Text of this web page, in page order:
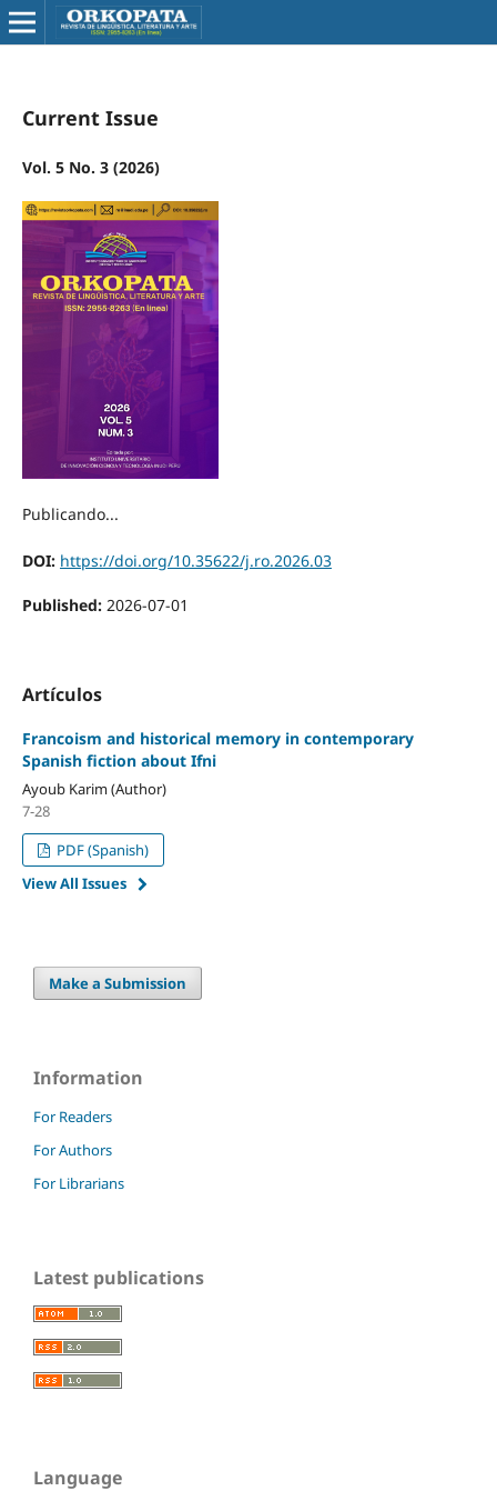
Current Issue
Vol. 5 No. 3 (2026)
Publicando...
DOI: https://doi.org/10.35622/j.ro.2026.03
Published: 2026-07-01
Artículos
Francoism and historical memory in contemporary
Spanish fiction about Ifni
Ayoub Karim (Author)
7-28
PDF (Spanish)
View All Issues
Make a Submission
Information
For Readers
For Authors
For Librarians
Latest publications
Language